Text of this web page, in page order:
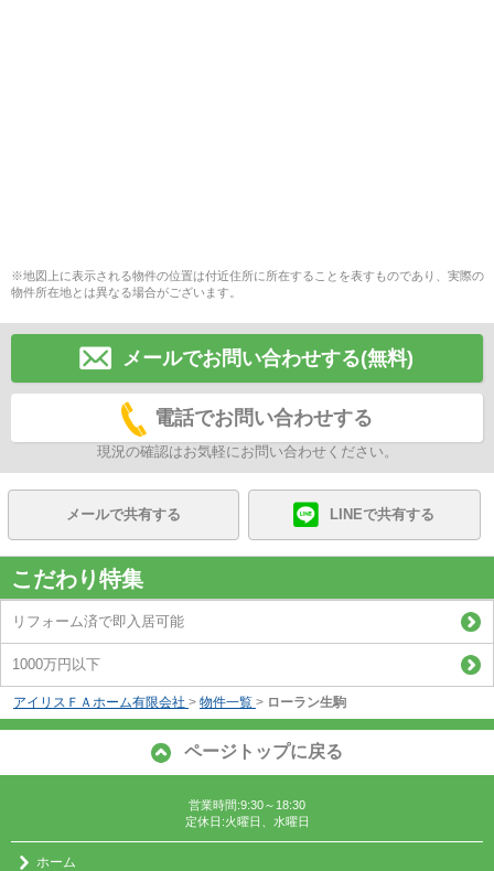
※地図上に表示される物件の位置は付近住所に所在することを表すものであり、実際の
物件所在地とは異なる場合がございます。
メールでお問い合わせする(無料)
電話でお問い合わせする
現況の確認はお気軽にお問い合わせください。
メールで共有する LINEで共有する
こだわり特集
リフォーム済で即入居可能
1000万円以下
アイリスＦＡホーム有限会社 > 物件一覧 > ローラン生駒
ページトップに戻る
営業時間:9:30～18:30
定休日:火曜日、水曜日
ホーム